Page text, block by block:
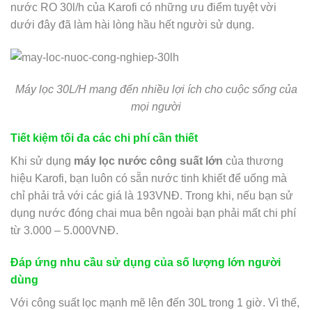
nước RO 30l/h của Karofi có những ưu điểm tuyệt vời
dưới đây đã làm hài lòng hầu hết người sử dụng.
Máy lọc 30L/H mang đến nhiều lợi ích cho cuộc sống của
mọi người
Tiết kiệm tối đa các chi phí cần thiết
Khi sử dụng máy lọc nước công suất lớn của thương
hiệu Karofi, bạn luôn có sẵn nước tinh khiết để uống mà
chỉ phải trả với các giá là 193VNĐ. Trong khi, nếu bạn sử
dụng nước đóng chai mua bên ngoài bạn phải mất chi phí
từ 3.000 – 5.000VNĐ.
Đáp ứng nhu cầu sử dụng của số lượng lớn người
dùng
Với công suất lọc mạnh mẽ lên đến 30L trong 1 giờ. Vì thế,